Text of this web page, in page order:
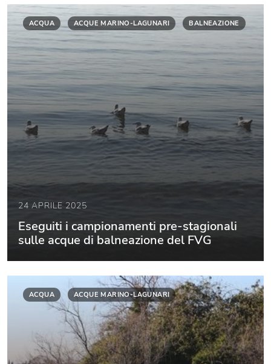
ACQUA ACQUE MARINO-LAGUNARI BALNEAZIONE
24 APRILE 2025
Eseguiti i campionamenti pre-stagionali
sulle acque di balneazione del FVG
ACQUA ACQUE MARINO-LAGUNARI